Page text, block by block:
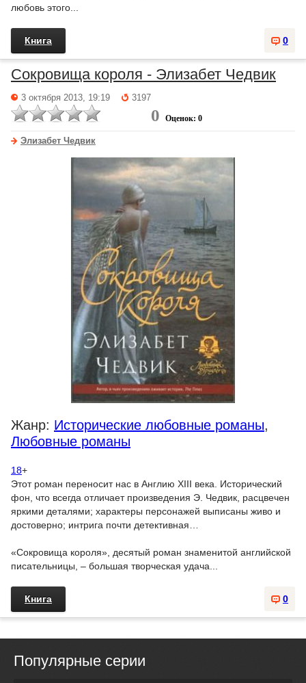
любовь этого...
0
Книга
Сокровища короля - Элизабет Чедвик
3 октября 2013, 19:19 3197
0 Оценок: 0
Элизабет Чедвик
Жанр: Исторические любовные романы,
Любовные романы
18+
Этот роман переносит нас в Англию XIII века. Исторический
фон, что всегда отличает произведения Э. Чедвик, расцвечен
яркими деталями; характеры персонажей выписаны живо и
достоверно; интрига почти детективная…
«Сокровища короля», десятый роман знаменитой английской
писательницы, – большая творческая удача...
0
Книга
Популярные серии